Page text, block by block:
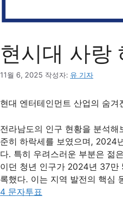
현시대 사랑
11월 6, 2025 작성자: 유 기자
현대 엔터테인먼트 산업의 숨겨
전라남도의 인구 현황을 분석
준히 하락세를 보였으며, 2024
다. 특히 우려스러운 부분은 젊
이던 청년 인구가 2024년 37만
록했다. 이는 지역 발전의 핵심
4 문자투표